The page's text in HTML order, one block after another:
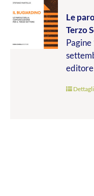
Le
Terzo
editore
Dettagli